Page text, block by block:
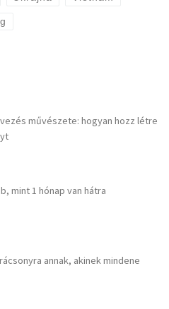
művészete: hogyan hozz létre
mint 1 hónap van hátra
annak, akinek mindene